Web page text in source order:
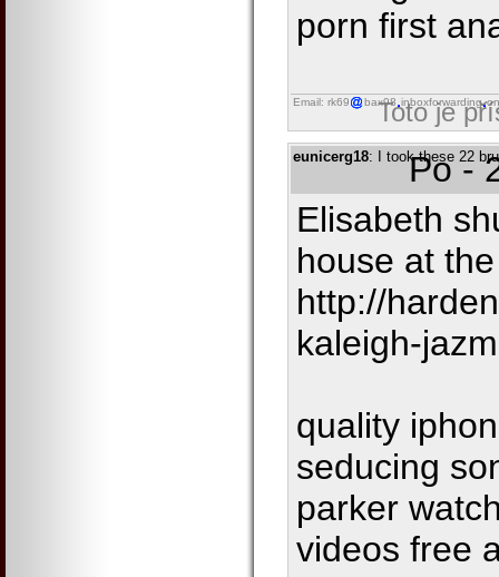
porn first
Email: rk69 bax98 inboxforwarding
Toto je
eunicerg18: I took these 22
Po -
Elisabeth
house at
http://
kaleigh-
quality
seducing
parker
videos free